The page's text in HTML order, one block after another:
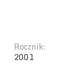
Rocznik:
2001